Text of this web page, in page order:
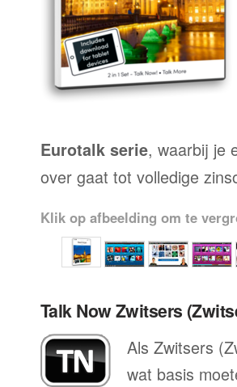
Eurotalk serie, waarbij je
over gaat tot volledige
Klik op afbeelding om te
Talk Now Zwitsers
Als Zwitsers
wat basis